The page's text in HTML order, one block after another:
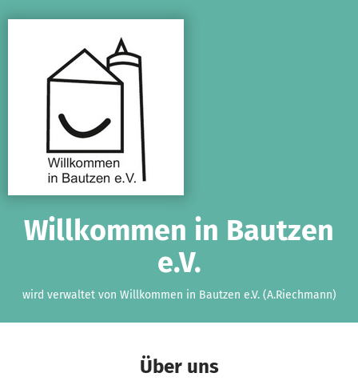
Willkommen in Bautzen
e.V.
wird verwaltet von Willkommen in Bautzen e.V. (A.Riechmann)
Über uns